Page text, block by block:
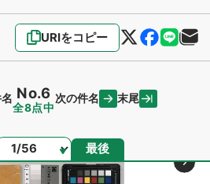
URIをコピー
No.6
全8点中
次の件名 末尾
ージ 最後